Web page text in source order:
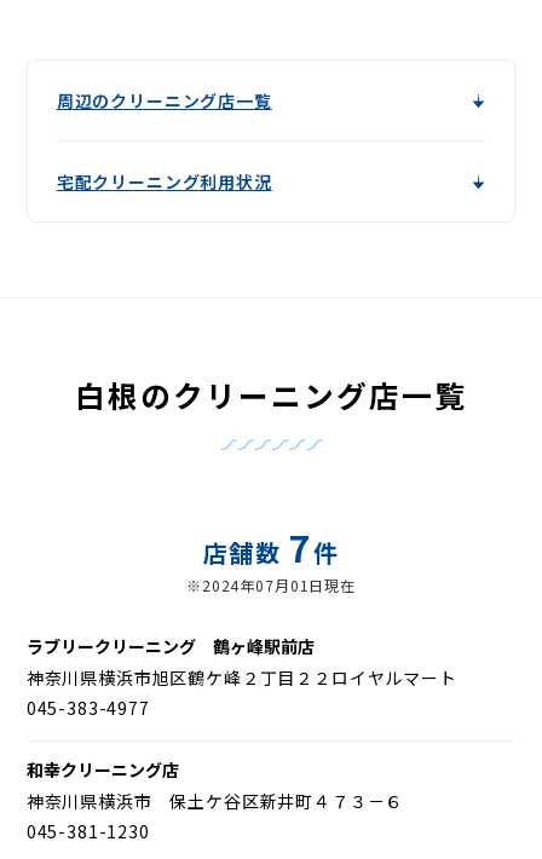
周辺のクリーニング店一覧
宅配クリーニング利用状況
白根のクリーニング店一覧
店舗数 7件
※2024年07月01日現在
ラブリークリーニング 鶴ヶ峰駅前店
神奈川県横浜市旭区鶴ケ峰２丁目２２ロイヤルマート
045-383-4977
和幸クリーニング店
神奈川県横浜市 保土ケ谷区新井町４７３－６
045-381-1230